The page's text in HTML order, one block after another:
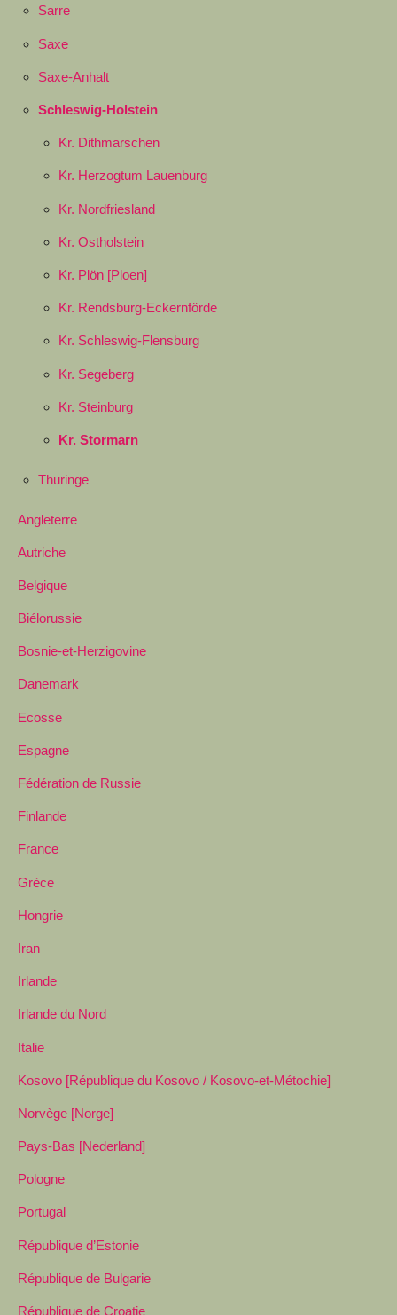
Sarre
Saxe
Saxe-Anhalt
Schleswig-Holstein
Kr. Dithmarschen
Kr. Herzogtum Lauenburg
Kr. Nordfriesland
Kr. Ostholstein
Kr. Plön [Ploen]
Kr. Rendsburg-Eckernförde
Kr. Schleswig-Flensburg
Kr. Segeberg
Kr. Steinburg
Kr. Stormarn
Thuringe
Angleterre
Autriche
Belgique
Biélorussie
Bosnie-et-Herzigovine
Danemark
Ecosse
Espagne
Fédération de Russie
Finlande
France
Grèce
Hongrie
Iran
Irlande
Irlande du Nord
Italie
Kosovo [République du Kosovo / Kosovo-et-Métochie]
Norvège [Norge]
Pays-Bas [Nederland]
Pologne
Portugal
République d’Estonie
République de Bulgarie
République de Croatie